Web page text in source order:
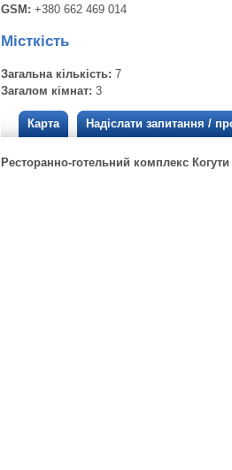
GSM: +380 662 469 014
Місткість
Загальна кількість: 7
Загалом кімнат: 3
Карта Надіслати запитання /
Ресторанно-готельний комплекс